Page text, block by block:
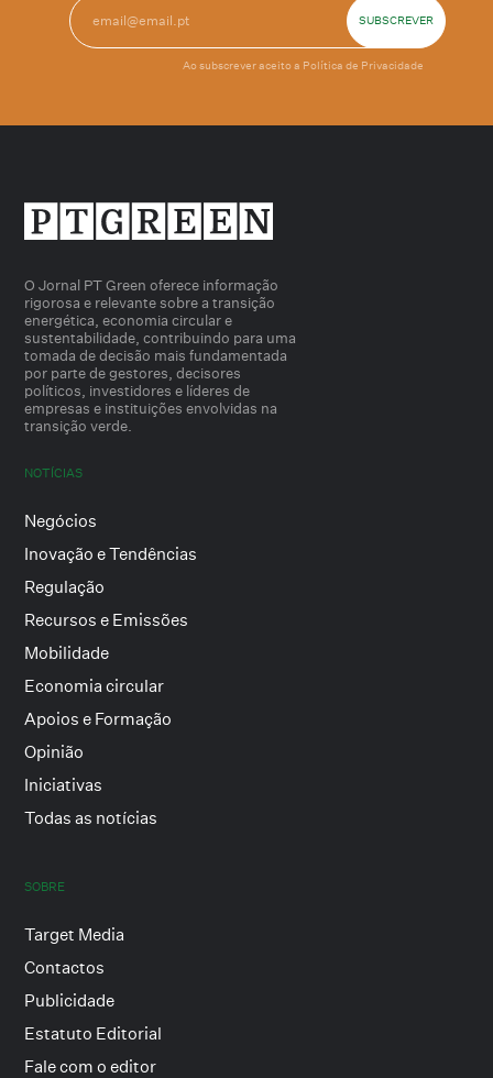
Ao subscrever aceito a Política de Privacidade
O Jornal PT Green oferece informação
rigorosa e relevante sobre a transição
energética, economia circular e
sustentabilidade, contribuindo para uma
tomada de decisão mais fundamentada
por parte de gestores, decisores
políticos, investidores e líderes de
empresas e instituições envolvidas na
transição verde.
NOTÍCIAS
Negócios
Inovação e Tendências
Regulação
Recursos e Emissões
Mobilidade
Economia circular
Apoios e Formação
Opinião
Iniciativas
Todas as notícias
SOBRE
Target Media
Contactos
Publicidade
Estatuto Editorial
Fale com o editor